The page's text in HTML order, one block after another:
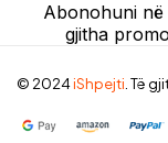
Abonohuni
gjitha
© 2024iShpejti. Të